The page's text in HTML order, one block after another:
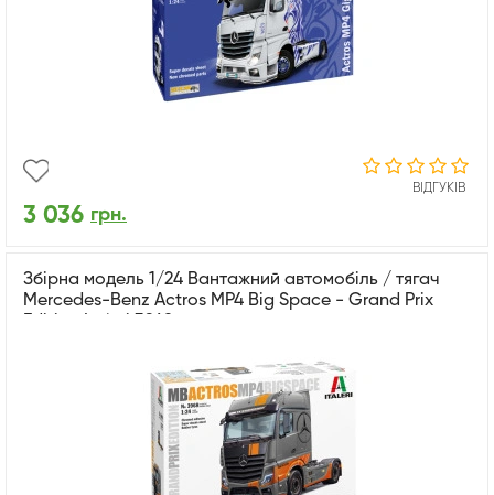
ВІДГУКІВ
3 036 грн.
Збірна модель 1/24 Вантажний автомобіль / тягач
Mercedes-Benz Actros MP4 Big Space - Grand Prix